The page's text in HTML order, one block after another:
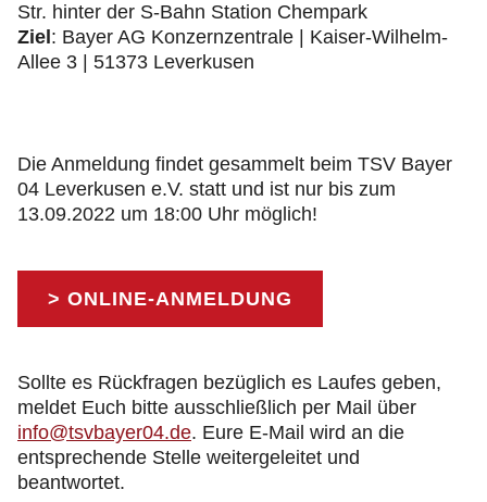
Str. hinter der S-Bahn Station Chempark
Ziel : Bayer AG Konzernzentrale | Kaiser-Wilhelm-
Allee 3 | 51373 Leverkusen
Die Anmeldung findet gesammelt beim TSV Bayer
04 Leverkusen e.V. statt und ist nur bis zum
13.09.2022 um 18:00 Uhr möglich!
> ONLINE-ANMELDUNG
Sollte es Rückfragen bezüglich es Laufes geben,
meldet Euch bitte ausschließlich per Mail über
info@tsvbayer04.de. Eure E-Mail wird an die
entsprechende Stelle weitergeleitet und
beantwortet.